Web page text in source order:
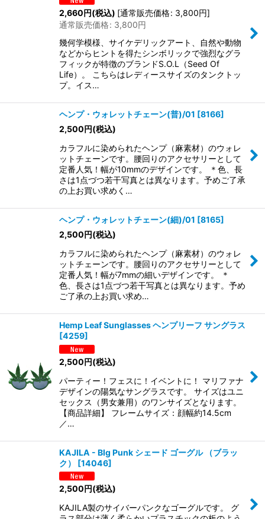
2,660円(税込) [通常販売価格: 3,800円]
通常販売価格: 3,800円
幾何学模様、サイケデリックアート、自然や動物
などからヒントを得たシンボリックで強烈なグラ
フィックが特徴のブランドS.O.L（Seed Of
Life）。 こちらはレディースサイズのタンクトッ
プ。イス…
ヘンプ・ウォレットチェーン(普)/01 [8166]
2,500円(税込)
カラフルに染められたヘンプ（麻素材）のウォレ
ットチェーンです。腰回りのアクセサリーとして
定番人気！幅が10mmのデザインです。 ＊色、長
さは1点づつ若干写真とは異なります。予めご了承
の上お買い求めく…
ヘンプ・ウォレットチェーン(細)/01 [8165]
2,500円(税込)
カラフルに染められたヘンプ（麻素材）のウォレ
ットチェーンです。腰回りのアクセサリーとして
定番人気！幅が7mmの細いデザインです。 ＊
色、長さは1点づつ若干写真とは異なります。予め
ご了承の上お買い求め…
Hemp Leaf Sunglasses ヘンプリーフ サングラス
[4259]
2,500円(税込)
パーティー！フェスに！イベントに！ マリファナ
デザインの陽気なサングラスです。 サイズはユニ
セックス（男女兼用）のワンサイズとなります。
【商品詳細】 フレームサイズ：顔幅約14.5cm
／…
KAJILA - BIg Punk シェード ゴーグル （ブラッ
ク）
[14046]
2,500 円(税込)
KAJILA製のサイバーパンクなゴーグルです。 グ